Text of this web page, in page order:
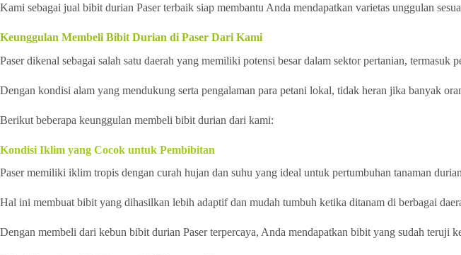
Kami sebagai jual bibit durian Paser terbaik siap membantu Anda mendapatkan varietas unggulan
Keunggulan Membeli Bibit Durian di Paser Dari Kami
Paser dikenal sebagai salah satu daerah yang memiliki potensi besar dalam sektor pertanian, termasuk
Dengan kondisi alam yang mendukung serta pengalaman para petani lokal, tidak heran jika banyak
Berikut beberapa keunggulan membeli bibit durian dari kami:
Kondisi Iklim yang Cocok untuk Pembibitan
Paser memiliki iklim tropis dengan curah hujan dan suhu yang ideal untuk pertumbuhan tanaman
Hal ini membuat bibit yang dihasilkan lebih adaptif dan mudah tumbuh ketika ditanam di berbagai
Dengan membeli dari kebun bibit durian Paser terpercaya, Anda mendapatkan bibit yang sudah teruji